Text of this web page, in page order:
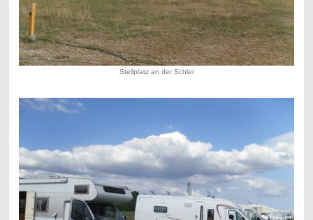
Stellplatz an der Schlei